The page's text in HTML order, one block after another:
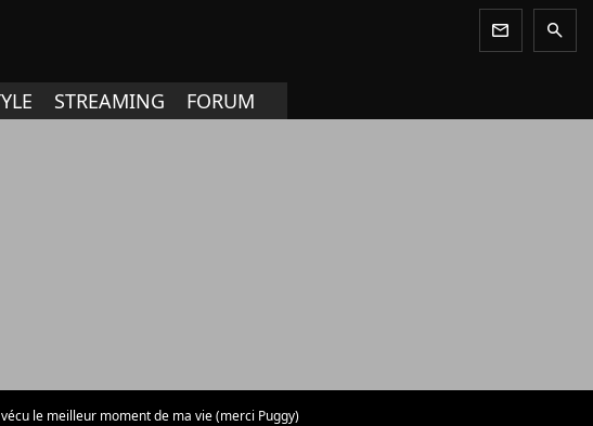
newsletter search
STREAMING FORUM
le meilleur moment de ma vie (merci Puggy)